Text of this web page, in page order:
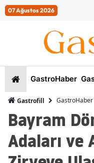
07 Ağustos 2026
GastroHaber
Gastrofill GastroHaber
Bayram
Adaları ve